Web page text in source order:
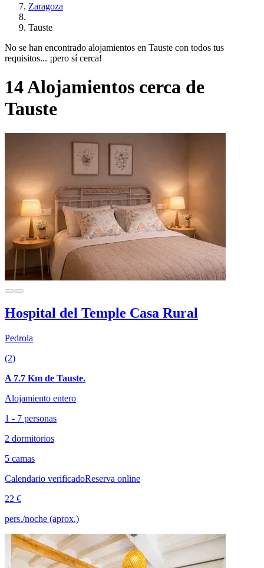
Zaragoza
Tauste
No se han encontrado alojamientos en Tauste con todos tus
requisitos... ¡pero sí cerca!
14 Alojamientos cerca de
Tauste
Hospital del Temple Casa Rural
Pedrola
(2)
A 7.7 Km de Tauste.
Alojamiento entero
1 - 7 personas
2 dormitorios
5 camas
Calendario verificadoReserva online
22 €
pers./noche (aprox.)